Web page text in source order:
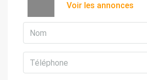
Voir les annonces